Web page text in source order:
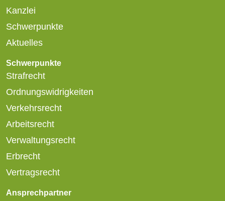
Kanzlei
Schwerpunkte
Aktuelles
Schwerpunkte
Strafrecht
Ordnungswidrigkeiten
Verkehrsrecht
Arbeitsrecht
Verwaltungsrecht
Erbrecht
Vertragsrecht
Ansprechpartner